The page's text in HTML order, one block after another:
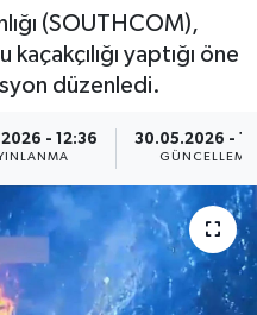
(SOUTHCOM),
yaptığı öne
düzenledi.
- 12:36 30.05.2026 -
GÜNCELLEME